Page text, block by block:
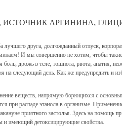
АРГИНИНА,
друга, долгожданный отпуск,
И мы совершенно не хотим, чтобы
дрожь в теле, тошнота, рвота, апатия,
на следующий день. Как же предупредить и
веществ, напрямую борющихся с
при распаде этанола в организме.
приятного застолья. Здесь на помощь
и имеющий детоксицирующие свойства.